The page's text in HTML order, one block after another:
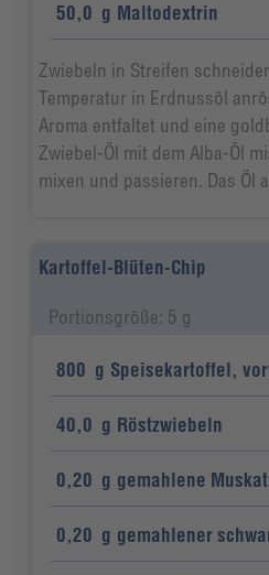
50,0 g Maltodextrin
Zwiebeln in Streifen
Temperatur in Erdnussöl
Aroma entfaltet und eine
Zwiebel-Öl mit dem Alba-Öl
mixen und passieren. Das Öl
Kartoffel-Blüten-Chip
Portionsgröße: 5 g
800 g Speisekartoffel,
40,0 g Röstzwiebeln
0,20 g gemahlene
0,20 g gemahlener